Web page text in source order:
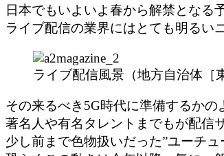
日本でもいよいよ春から解禁となる
ライブ配信の業界にはとても明るい
ライブ配信風景（地方自治体［
その来るべき5G時代に準備するかの
著名人や有名タレントまでもが配信
少し前まで色物扱いだった”ユーチュ